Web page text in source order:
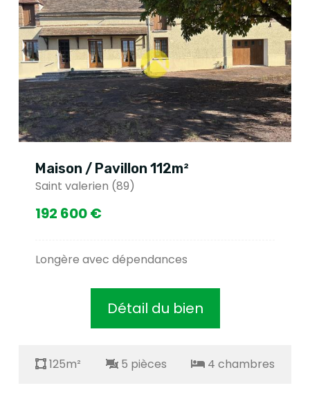
Maison / Pavillon 112m²
Saint valerien (89)
192 600 €
Longère avec dépendances
Détail du bien
125m² 5 pièces 4 chambres